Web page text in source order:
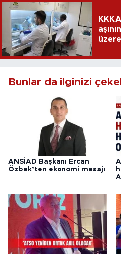
üzere
Bunlar da ilginizi
ANSİAD Başkanı Ercan
Özbek’ten ekonomi mesajı